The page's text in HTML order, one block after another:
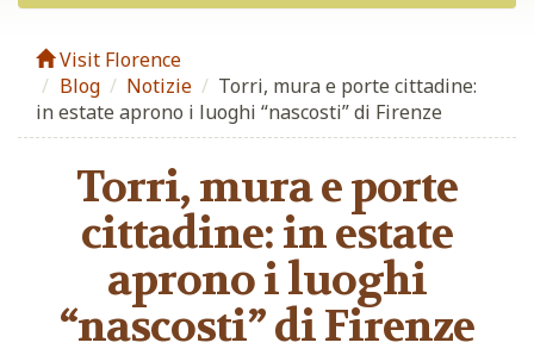
Visit Florence
Blog / Notizie / Torri, mura e porte cittadine:
in estate aprono i luoghi “nascosti” di Firenze
Torri, mura e porte
cittadine: in estate
aprono i luoghi
“nascosti” di Firenze